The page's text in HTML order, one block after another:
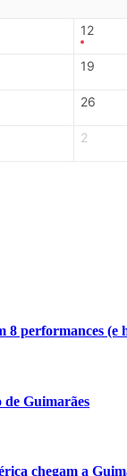
12
19
26
2
8 performances (e
de Guimarães
chegam a